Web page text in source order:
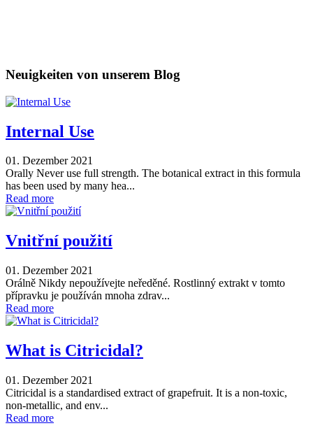
Neuigkeiten von unserem Blog
Internal Use
01. Dezember 2021
Orally Never use full strength. The botanical extract in this formula
has been used by many hea...
Read more
Vnitřní použití
01. Dezember 2021
Orálně Nikdy nepoužívejte neředěné. Rostlinný extrakt v tomto
přípravku je používán mnoha zdrav...
Read more
What is Citricidal?
01. Dezember 2021
Citricidal is a standardised extract of grapefruit. It is a non-toxic,
non-metallic, and env...
Read more